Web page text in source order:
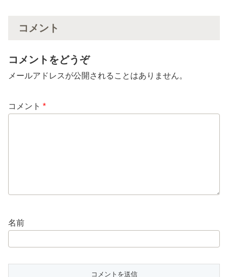
コメント
コメントをどうぞ
メールアドレスが公開されることはありません。
コメント *
名前